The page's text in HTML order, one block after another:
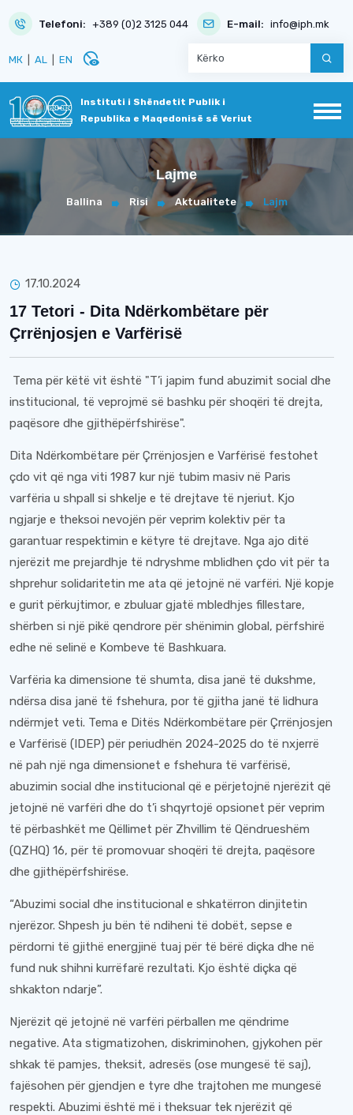
Telefoni: +389 (0)2 3125 044 E-mail: info@iph.mk
МК AL EN disabled_visible
Instituti i Shëndetit Publik i
Republika e Maqedonisë së Veriut
Lajme
Ballina Risi Aktualitete Lajm
17.10.2024
17 Tetori - Dita Ndërkombëtare për
Çrrënjosjen e Varfërisë
Tema për këtë vit është "T’i japim fund abuzimit social dhe
institucional, të veprojmë së bashku për shoqëri të drejta,
paqësore dhe gjithëpërfshirëse".
Dita Ndërkombëtare për Çrrënjosjen e Varfërisë festohet
çdo vit që nga viti 1987 kur një tubim masiv në Paris
varfëria u shpall si shkelje e të drejtave të njeriut. Kjo
ngjarje e theksoi nevojën për veprim kolektiv për ta
garantuar respektimin e këtyre të drejtave. Nga ajo ditë
njerëzit me prejardhje të ndryshme mblidhen çdo vit për ta
shprehur solidaritetin me ata që jetojnë në varfëri. Një kopje
e gurit përkujtimor, e zbuluar gjatë mbledhjes fillestare,
shërben si një pikë qendrore për shënimin global, përfshirë
edhe në selinë e Kombeve të Bashkuara.
Varfëria ka dimensione të shumta, disa janë të dukshme,
ndërsa disa janë të fshehura, por të gjitha janë të lidhura
ndërmjet veti. Tema e Ditës Ndërkombëtare për Çrrënjosjen
e Varfërisë (IDEP) për periudhën 2024-2025 do të nxjerrë
në pah një nga dimensionet e fshehura të varfërisë,
abuzimin social dhe institucional që e përjetojnë njerëzit që
jetojnë në varfëri dhe do t’i shqyrtojë opsionet për veprim
të përbashkët me Qëllimet për Zhvillim të Qëndrueshëm
(QZHQ) 16, për të promovuar shoqëri të drejta, paqësore
dhe gjithëpërfshirëse.
“Abuzimi social dhe institucional e shkatërron dinjitetin
njerëzor. Shpesh ju bën të ndiheni të dobët, sepse e
përdorni të gjithë energjinë tuaj për të bërë diçka dhe në
fund nuk shihni kurrëfarë rezultati. Kjo është diçka që
shkakton ndarje”.
Njerëzit që jetojnë në varfëri përballen me qëndrime
negative. Ata stigmatizohen, diskriminohen, gjykohen për
shkak të pamjes, theksit, adresës (ose mungesë të saj),
fajësohen për gjendjen e tyre dhe trajtohen me mungesë
respekti. Abuzimi është më i theksuar tek njerëzit që